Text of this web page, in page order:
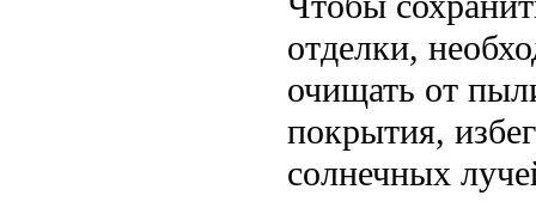
отделки,
очищать от
покрытия,
солнечных